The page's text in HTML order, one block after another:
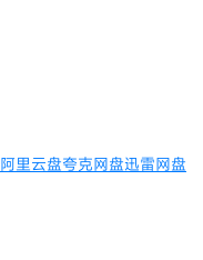
阿里云盘夸克网盘迅雷网盘